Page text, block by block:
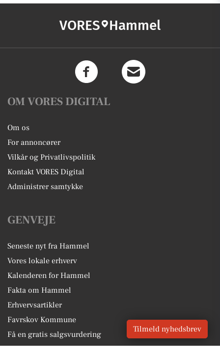
VORES Hammel
OM VORES DIGITAL
Om os
For annoncører
Vilkår og Privatlivspolitik
Kontakt VORES Digital
Administrer samtykke
GENVEJE
Seneste nyt fra Hammel
Vores lokale erhverv
Kalenderen for Hammel
Fakta om Hammel
Erhvervsartikler
Favrskov Kommune
Få en gratis salgsvurdering
Tilmeld nyhedsbrev